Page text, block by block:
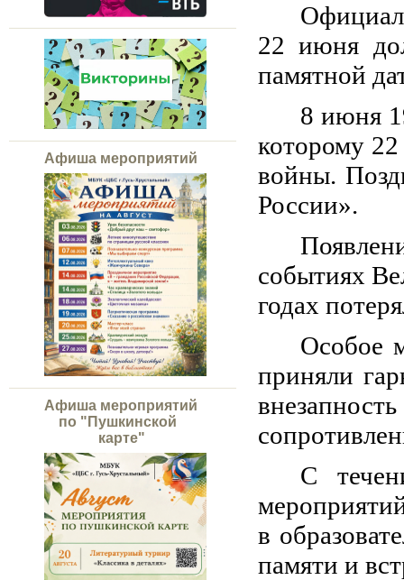
Афиша мероприятий
Афиша мероприятий
по "Пушкинской
карте"
22 июня
памятной
8 июня
которому
войны.
России».
событиях
годах
Особое
приняли
С
в
памяти и